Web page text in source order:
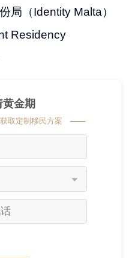
局（Identity Malta）
Residency
金期
取定制移民方案